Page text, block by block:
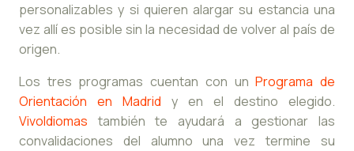
personalizables y si quieren alargar su estancia una
vez allí es posible sin la necesidad de volver al país de
origen.
Los tres programas cuentan con unPrograma de
Orientación en Madrid y en el destino elegido.
VivoIdiomas también te ayudará a gestionar las
convalidaciones del alumno una vez termine su